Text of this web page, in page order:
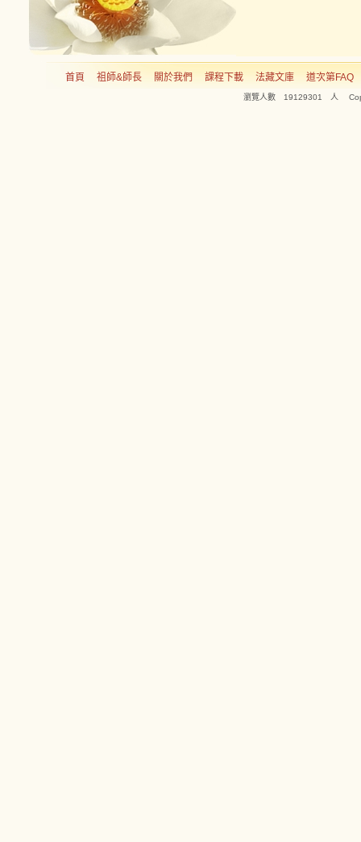
首頁 祖師&師長 關於我們 課程下載 法藏文庫 道次第FAQ
瀏覽人數 19129301 人